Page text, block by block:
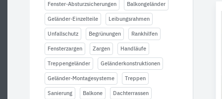
Fenster-Absturzsicherungen Balkongeländer
Geländer-Einzelteile Leibungsrahmen
Unfallschutz Begrünungen Rankhilfen
Fensterzargen Zargen Handläufe
Treppengeländer Geländerkonstruktionen
Geländer-Montagesysteme Treppen
Sanierung Balkone Dachterrassen